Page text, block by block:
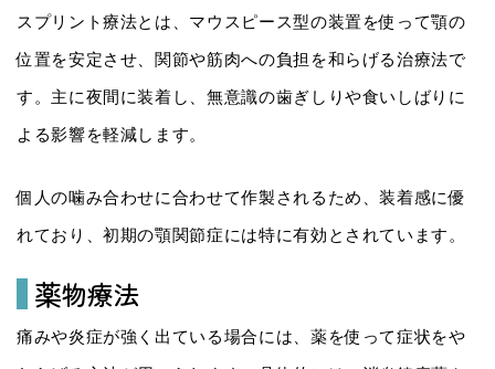
スプリント療法とは、マウスピース型の装置を使って顎の
位置を安定させ、関節や筋肉への負担を和らげる治療法で
す。主に夜間に装着し、無意識の歯ぎしりや食いしばりに
よる影響を軽減します。
個人の噛み合わせに合わせて作製されるため、装着感に優
れており、初期の顎関節症には特に有効とされています。
薬物療法
痛みや炎症が強く出ている場合には、薬を使って症状をや